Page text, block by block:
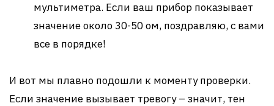
мультиметра. Если ваш прибор показывает
значение около 30-50 ом, поздравляю, с вами
все в порядке!
И вот мы плавно подошли к моменту проверки.
Если значение вызывает тревогу – значит, тен